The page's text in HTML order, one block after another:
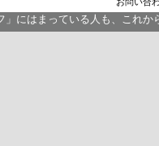
にはまっている人も、これ